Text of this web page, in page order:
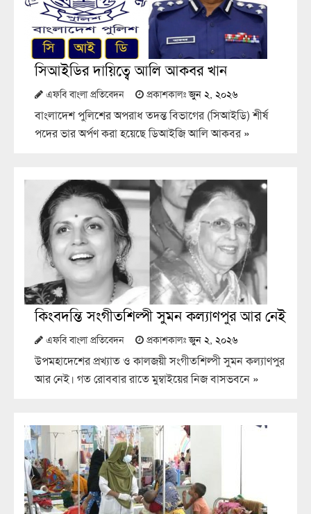
সিআইডির দায়িত্বে আলি আকবর খান
এফবি বাংলা প্রতিবেদন প্রকাশকালঃজুন ২, ২০২৬
বাংলাদেশ পুলিশের অপরাধ তদন্ত বিভাগের (সিআইডি) শীর্ষ
পদের ভার অর্পণ করা হয়েছে ডিআইজি আলি আকবর»
কিংবদন্তি সংগীতশিল্পী সুমন কল্যাণপুর আর নেই
এফবি বাংলা প্রতিবেদন প্রকাশকালঃজুন ২, ২০২৬
উপমহাদেশের প্রখ্যাত ও কালজয়ী সংগীতশিল্পী সুমন কল্যাণপুর
আর নেই। গত রোববার রাতে মুম্বাইয়ের নিজ বাসভবনে »